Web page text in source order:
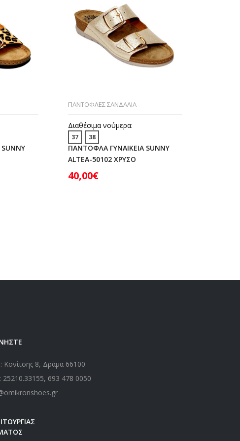
ΠΑΝΤΟΦΛΕΣ ΣΑΝΔΑΛΙΑ
Διαθέσιμα νούμερα:
37 38
ΠΑΝΤΟΦΛΑ ΓΥΝΑΙΚΕΙΑ SUNNY
ALTEA-50102 ΧΡΥΣΟ
40,00€
Κονίτσης 8, Δράμα 66100
25210.33155, 693 478 0050